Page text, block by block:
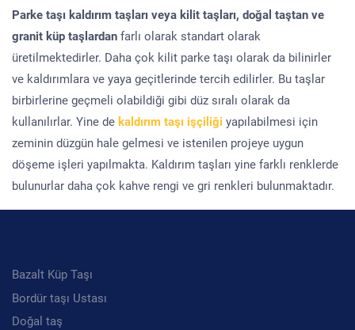
Parke taşı kaldırım taşları veya kilit taşları, doğal taştan ve
granit küp taşlardan farlı olarak standart olarak
üretilmektedirler. Daha çok kilit parke taşı olarak da bilinirler
ve kaldırımlara ve yaya geçitlerinde tercih edilirler. Bu taşlar
birbirlerine geçmeli olabildiği gibi düz sıralı olarak da
kullanılırlar. Yine de kaldırım taşı işçiliği yapılabilmesi için
zeminin düzgün hale gelmesi ve istenilen projeye uygun
döşeme işleri yapılmakta. Kaldırım taşları yine farklı renklerde
bulunurlar daha çok kahve rengi ve gri renkleri bulunmaktadır.
Bazalt Küp Taşı
Bordür taşı Ustası
Doğal taş